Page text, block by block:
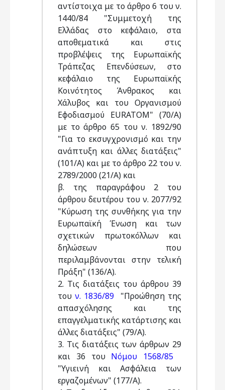
αντίστοιχα με το άρθρο 6 του ν.
1440/84 "Συμμετοχή της
Ελλάδας στο κεφάλαιο, στα
αποθεματικά και στις
προβλέψεις της Ευρωπαϊκής
Τράπεζας Επενδύσεων, στο
κεφάλαιο της Ευρωπαϊκής
Κοινότητος Άνθρακος και
Χάλυβος και του Οργανισμού
Εφοδιασμού EURATOM" (70/Α)
με το άρθρο 65 του ν. 1892/90
"Για το εκσυγχρονισμό και την
ανάπτυξη και άλλες διατάξεις"
(101/Α) και με το άρθρο 22 του ν.
2789/2000 (21/Α) και
β. της παραγράφου 2 του
άρθρου δευτέρου του ν. 2077/92
"Κύρωση της συνθήκης για την
Ευρωπαϊκή Ένωση και των
σχετικών πρωτοκόλλων και
δηλώσεων που
περιλαμβάνονται στην τελική
Πράξη" (136/Α).
2. Τις διατάξεις του άρθρου 39
τουν. 1836/89 "Προώθηση της
απασχόλησης και της
επαγγελματικής κατάρτισης και
άλλες διατάξεις" (79/Α).
3. Τις διατάξεις των άρθρων 29
και 36 του Νόμου 1568/85
"Υγιεινή και Ασφάλεια των
εργαζομένων" (177/Α).